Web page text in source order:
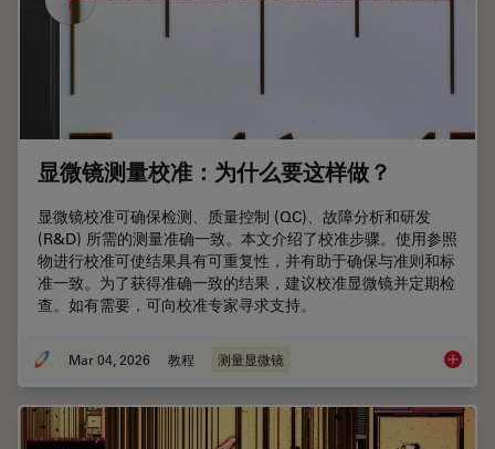
显微镜测量校准：为什么要这样做？
显微镜校准可确保检测、质量控制 (QC)、故障分析和研发
(R&D) 所需的测量准确一致。本文介绍了校准步骤。使用参照
物进行校准可使结果具有可重复性，并有助于确保与准则和标
准一致。为了获得准确一致的结果，建议校准显微镜并定期检
查。如有需要，可向校准专家寻求支持。
Mar 04, 2026 教程 测量显微镜 显微镜